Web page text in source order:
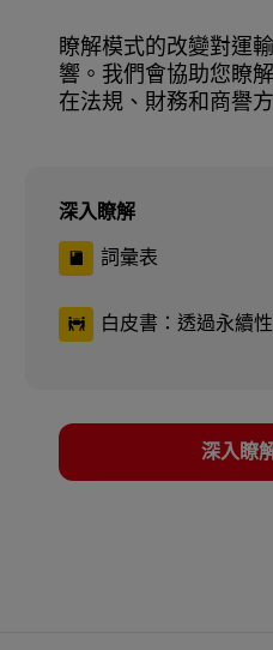
瞭解模式的改變對運
響。我們會協助您瞭
在法規、財務和商譽
深入瞭解
詞彙表
白皮書：透過永續
深入瞭